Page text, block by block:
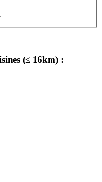
(≤ 16km) :